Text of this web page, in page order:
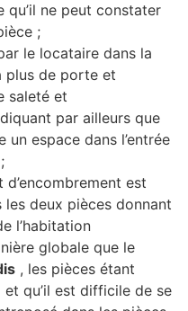
ne peut constater
;
le locataire dans la
plus de porte et
saleté et
par ailleurs que
espace dans l’entrée
est
deux pièces donnant
l’habitation
globale que le
, les pièces étant
qu’il est difficile de se